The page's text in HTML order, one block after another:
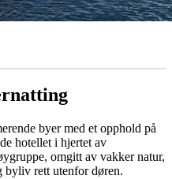
byer med et opphold på
hotellet i hjertet av
omgitt av vakker natur,
byliv rett utenfor døren.